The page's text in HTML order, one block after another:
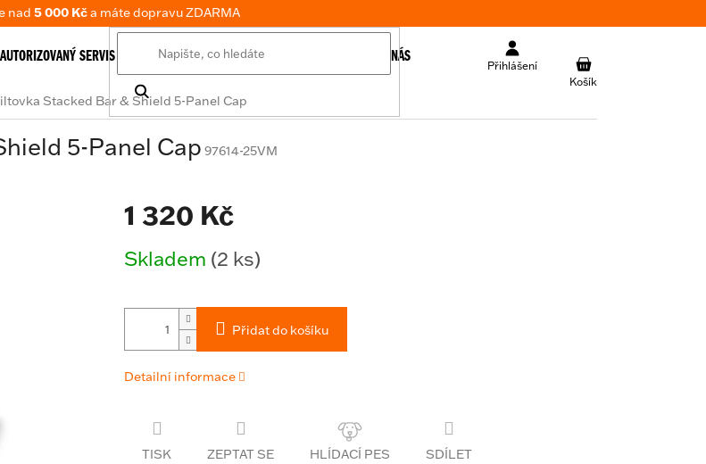
nad 5 000 Kča máte dopravu ZDARMA
Přihlášení
NÁKUPNÍ
KOŠÍK
SERVIS E-SHOP TABULKA VELIKOSTÍ O NÁS
Stacked Bar & Shield 5-Panel Cap
5-Panel Cap 97614-25VM
1 320 Kč
cena:
Skladem (2 ks)
Přidat do košíku
Detailní informace
TISK ZEPTAT SE SDÍLET